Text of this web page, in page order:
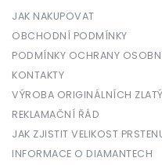
JAK NAKUPOVAT
OBCHODNÍ PODMÍNKY
PODMÍNKY OCHRANY
KONTAKTY
VÝROBA ORIGINÁLNÍCH
REKLAMAČNÍ ŘÁD
JAK ZJISTIT VELIKOST
INFORMACE O DIAMANTECH